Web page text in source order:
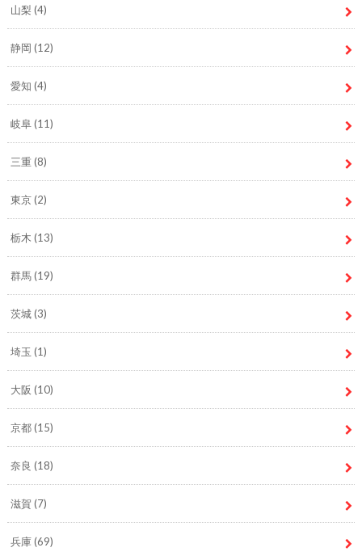
山梨 (4)
静岡 (12)
愛知 (4)
岐阜(11)
三重 (8)
東京(2)
栃木 (13)
群馬(19)
茨城(3)
埼玉 (1)
大阪 (10)
京都(15)
奈良 (18)
滋賀 (7)
兵庫(69)